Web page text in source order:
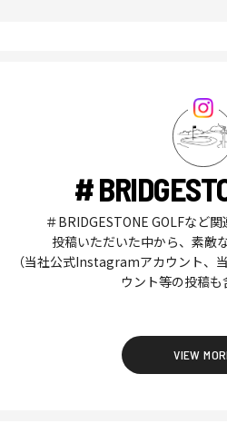
#
＃BRIDGESTONE GOLFなど
投稿いただいた中から、素敵
（当社公式Instagramアカウント、
ウント等の投稿も
VIEW